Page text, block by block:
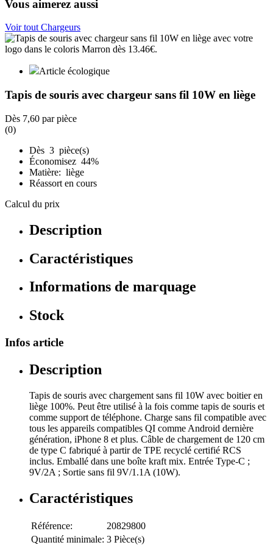
Vous aimerez aussi
Voir tout Chargeurs
Article écologique
Tapis de souris avec chargeur sans fil 10W en liège
Dès 7,60 par pièce
(0)
Dès 3 pièce(s)
Économisez 44%
Matière: liège
Réassort en cours
Calcul du prix
Description
Caractéristiques
Informations de marquage
Stock
Infos article
Description
Tapis de souris avec chargement sans fil 10W avec boitier en
liège 100%. Peut être utilisé à la fois comme tapis de souris et
comme support de téléphone. Charge sans fil compatible avec
tous les appareils compatibles QI comme Android dernière
génération, iPhone 8 et plus. Câble de chargement de 120 cm
de type C fabriqué à partir de TPE recyclé certifié RCS
inclus. Emballé dans une boîte kraft mix. Entrée Type-C ;
9V/2A ; Sortie sans fil 9V/1.1A (10W).
Caractéristiques
Référence:
20829800
Quantité minimale: 3 Pièce(s)